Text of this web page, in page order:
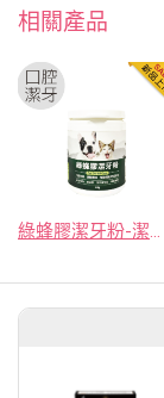
相關產品
綠蜂膠潔牙粉-潔牙好口氣維護口腔健康